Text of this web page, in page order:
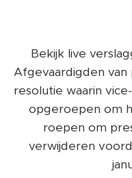
Bekijk live
Afgevaardigden
resolutie waarin
opgeroepen om
roepen om
verwijderen